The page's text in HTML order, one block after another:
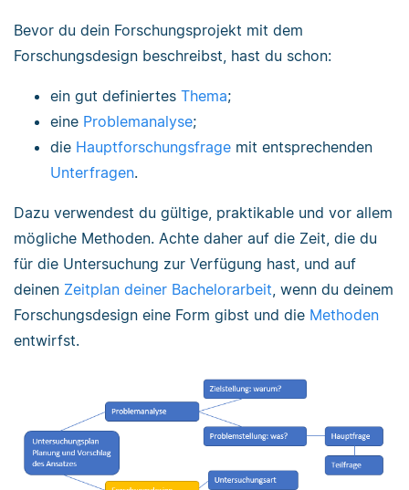
Bevor du dein Forschungsprojekt mit dem
Forschungsdesign beschreibst, hast du schon:
ein gut definiertes Thema;
eine Problemanalyse;
die Hauptforschungsfrage mit entsprechenden
Unterfragen.
Dazu verwendest du gültige, praktikable und vor allem
mögliche Methoden. Achte daher auf die Zeit, die du
für die Untersuchung zur Verfügung hast, und auf
deinen Zeitplan deiner Bachelorarbeit , wenn du deinem
Forschungsdesign eine Form gibst und die Methoden
entwirfst.